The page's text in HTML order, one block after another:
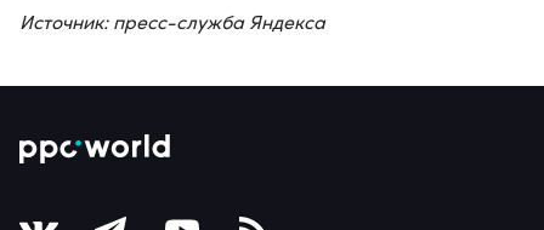
Источник: пресс-служба Яндекса